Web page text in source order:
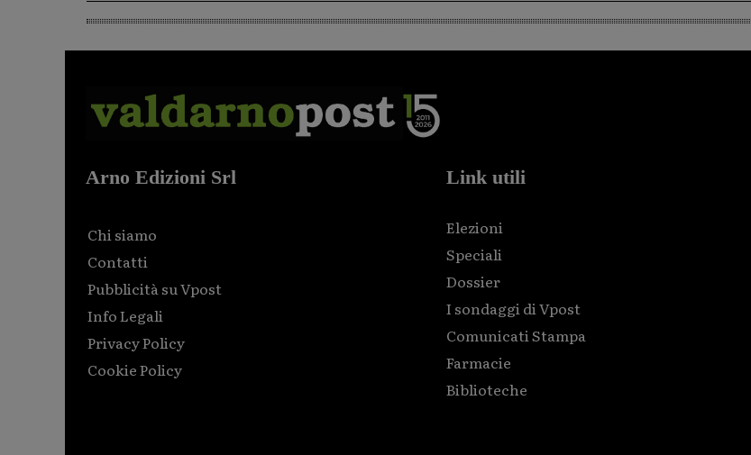
Arno Edizioni Srl
Chi siamo
Contatti
Pubblicità su Vpost
Info Legali
Privacy Policy
Cookie Policy
Link utili
Elezioni
Speciali
Dossier
I sondaggi di Vpost
Comunicati Stampa
Farmacie
Biblioteche